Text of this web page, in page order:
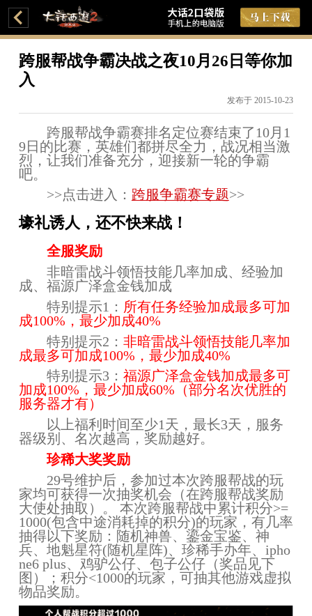
跨服帮战争霸决战之夜10月26日等你加
入
发布于 2015-10-23
跨服帮战争霸赛排名定位赛结束了10月1
9日的比赛 ，英雄们都拼尽全力，战况相当激
烈，让我们准备充分，迎接新一轮的争霸
吧。
>>点击进入： 跨服争霸赛专题>>
壕礼诱人，还不快来战！
全服奖励
非暗雷战斗领悟技能几率加成、经验加
成、福源广泽盒金钱加成
特别提示1： 所有任务经验加成最多可加
成100%，最少加成40%
特别提示2： 非暗雷战斗领悟技能几率加
成最多可加成100%，最少加成40%
特别提示3： 福源广泽盒金钱加成最多可
加成100%，最少加成60%（部分名次优胜的
服务器才有）
以上福利时间至少1天，最长3天，服务
器级别、名次越高，奖励越好。
珍稀大奖奖励
29号维护后，参加过本次跨服帮战的玩
家均可获得一次抽奖机会（在跨服帮战奖励
大使处抽取）。 本次跨服帮战中累计积分>=
1000(包含中途消耗掉的积分)的玩家，有几率
抽得以下奖励：随机神兽、鎏金宝鉴、神
兵、地魁星符(随机星阵)、珍稀手办年、ipho
ne6 plus、鸡驴公仔、包子公仔（奖品见下
图）；积分<1000的玩家，可抽其他游戏虚拟
物品奖励。